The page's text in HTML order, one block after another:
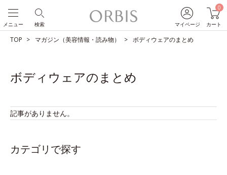
マイページ
0
カート
検索
メニュー
TOP マガジン（美容情報・読み物） ボディウェアのまとめ
ボディウェアのまとめ
記事がありません。
カテゴリで探す